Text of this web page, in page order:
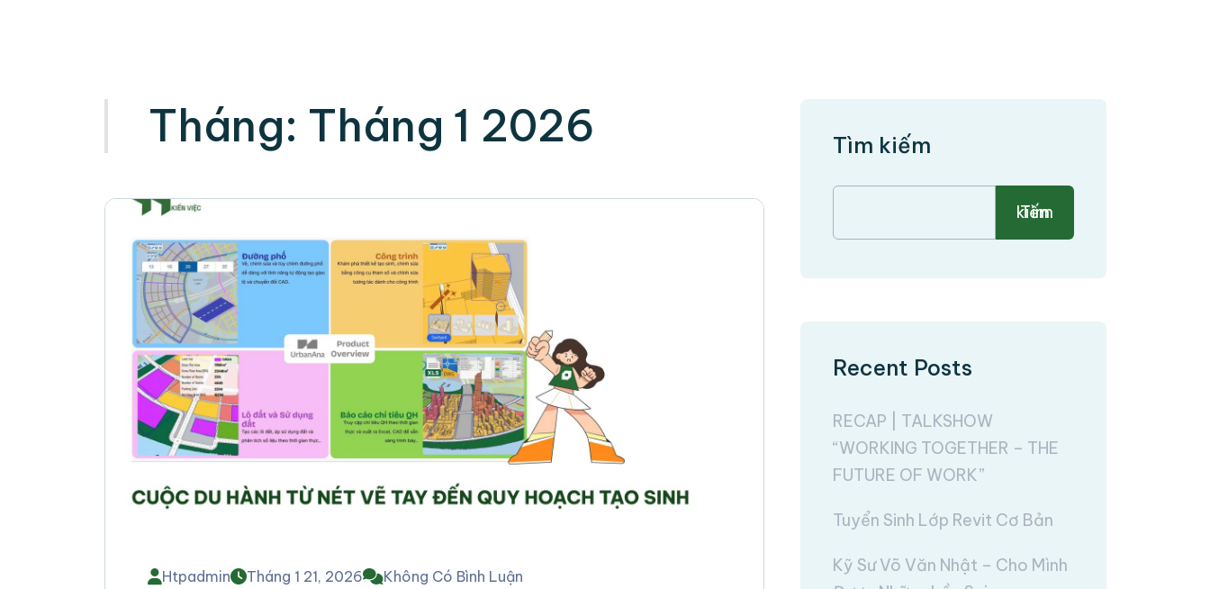
Tháng: Tháng 1 2026
Htpadmin Tháng 1 21, 2026 Không Có Bình Luận
Tìm kiếm
Tìm kiếm
Recent Posts
RECAP | TALKSHOW
“WORKING TOGETHER – THE
FUTURE OF WORK”
Tuyển Sinh Lớp Revit Cơ Bản
Kỹ Sư Võ Văn Nhật – Cho Mình